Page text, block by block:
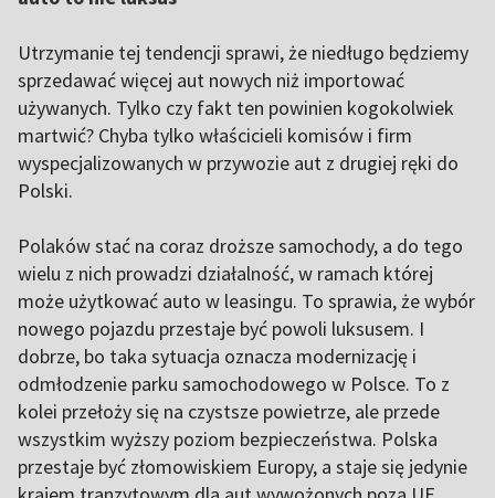
Utrzymanie tej tendencji sprawi, że niedługo będziemy
sprzedawać więcej aut nowych niż importować
używanych. Tylko czy fakt ten powinien kogokolwiek
martwić? Chyba tylko właścicieli komisów i firm
wyspecjalizowanych w przywozie aut z drugiej ręki do
Polski.
Polaków stać na coraz droższe samochody, a do tego
wielu z nich prowadzi działalność, w ramach której
może użytkować auto w leasingu. To sprawia, że wybór
nowego pojazdu przestaje być powoli luksusem. I
dobrze, bo taka sytuacja oznacza modernizację i
odmłodzenie parku samochodowego w Polsce. To z
kolei przełoży się na czystsze powietrze, ale przede
wszystkim wyższy poziom bezpieczeństwa. Polska
przestaje być złomowiskiem Europy, a staje się jedynie